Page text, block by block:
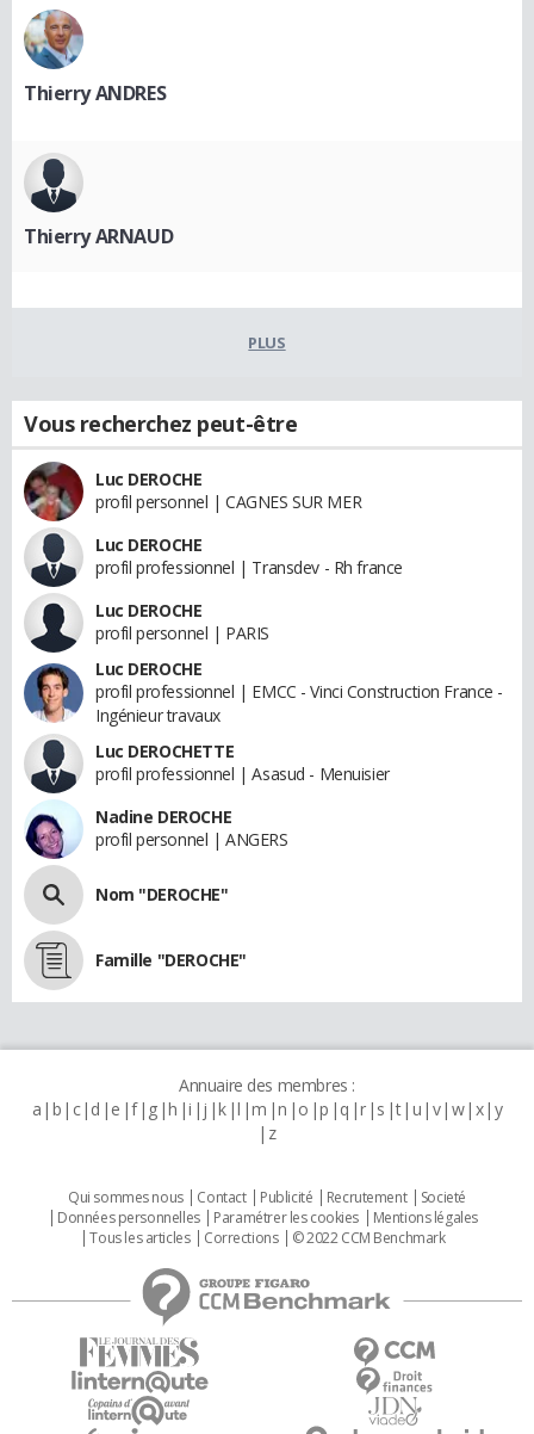
Thierry ANDRES
Thierry ARNAUD
PLUS
Vous recherchez peut-être
Luc DEROCHE
profil personnel | CAGNES SUR MER
Luc DEROCHE
profil professionnel | Transdev - Rh france
Luc DEROCHE
profil personnel | PARIS
Luc DEROCHE
profil professionnel | EMCC - Vinci Construction France -
Ingénieur travaux
Luc DEROCHETTE
profil professionnel | Asasud - Menuisier
Nadine DEROCHE
profil personnel | ANGERS
Nom "DEROCHE"
Famille "DEROCHE"
Annuaire des membres :
a b c d e f g h i j k l m n o p q r s t u v w x y
z
Qui sommes nous Contact Publicité Recrutement
Societé
Données personnelles
Paramétrer les cookies
Mentions légales
Tous les articles
Corrections © 2022 CCM Benchmark